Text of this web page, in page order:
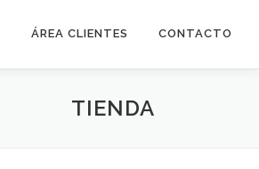
ÁREA CLIENTES CONTACTO
TIENDA